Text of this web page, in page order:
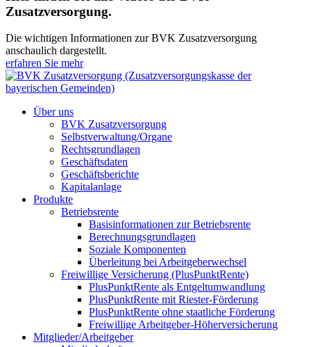
Zusatzversorgung.
Die wichtigen Informationen zur BVK Zusatzversorgung
anschaulich dargestellt.
erfahren Sie mehr
Über uns
BVK Zusatzversorgung
Selbstverwaltung/Organe
Rechtsgrundlagen
Geschäftsdaten
Geschäftsberichte
Kapitalanlage
Produkte
Betriebsrente
Basisinformationen zur Betriebsrente
Berechnungsgrundlagen
Soziale Komponenten
Überleitung bei Arbeitgeberwechsel
Freiwillige Versicherung (PlusPunktRente)
PlusPunktRente als Entgeltumwandlung
PlusPunktRente mit Riester-Förderung
PlusPunktRente ohne staatliche Förderung
Freiwillige Arbeitgeber-Höherversicherung
Mitglieder/Arbeitgeber